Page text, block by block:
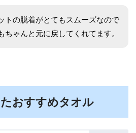
トの脱着がとてもスムーズなので
ちゃんと元に戻してくれてます。
おすすめタオル